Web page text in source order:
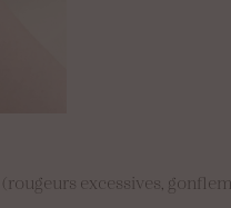
excessives,